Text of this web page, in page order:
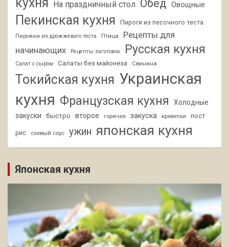
На праздничный стол Обед Овощные
Пекинская кухня Пироги из песочного теста
Пирожки из дрожжевого теста Птица
Рецепты для
начинающих
Рецепты заготовок Русская кухня
Салат с сыром Салаты без майонеза Свинина
Токийская кухня Украинская
кухня Французская кухня
Холодные
закуски
быстро второе горячее закуска креветки пост
рис соевый соус ужин японская кухня
Японская кухня